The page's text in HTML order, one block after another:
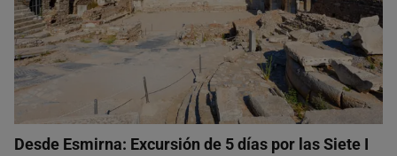
Desde Esmirna: Excursión de 5 días por las Siete I